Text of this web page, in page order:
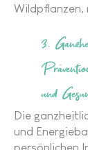
Wildpflanzen,
3.
und
Die
und